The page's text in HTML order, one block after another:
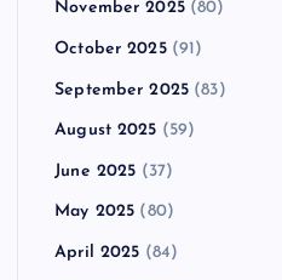
November 2025(80)
October 2025(91)
September 2025 (83)
August 2025 (59)
June 2025 (37)
May 2025 (80)
April 2025 (84)